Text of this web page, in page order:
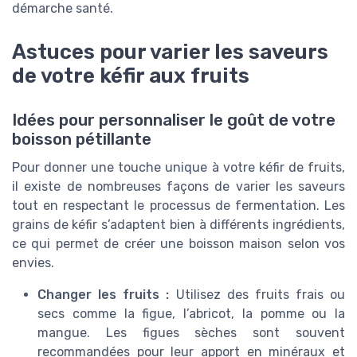
démarche santé.
Astuces pour varier les saveurs
de votre kéfir aux fruits
Idées pour personnaliser le goût de votre
boisson pétillante
Pour donner une touche unique à votre kéfir de fruits,
il existe de nombreuses façons de varier les saveurs
tout en respectant le processus de fermentation. Les
grains de kéfir s’adaptent bien à différents ingrédients,
ce qui permet de créer une boisson maison selon vos
envies.
Changer les fruits : Utilisez des fruits frais ou
secs comme la figue, l’abricot, la pomme ou la
mangue. Les figues sèches sont souvent
recommandées pour leur apport en minéraux et